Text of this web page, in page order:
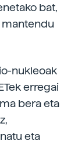
bat,
mantendu
nukleoak
erregai
bera eta
eta